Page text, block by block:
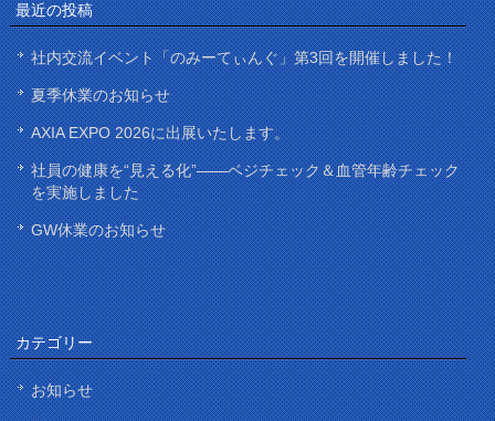
最近の投稿
社内交流イベント「のみーてぃんぐ」第3回を開催しました！
夏季休業のお知らせ
AXIA EXPO 2026に出展いたします。
社員の健康を“見える化”——ベジチェック＆血管年齢チェック
を実施しました
GW休業のお知らせ
カテゴリー
お知らせ